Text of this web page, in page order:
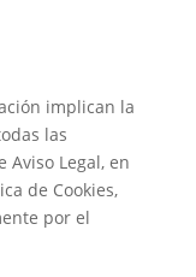
implican la
las
Legal, en
de Cookies,
por el